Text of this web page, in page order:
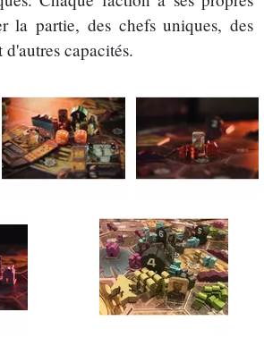
la partie, des chefs uniques, des
capacités.